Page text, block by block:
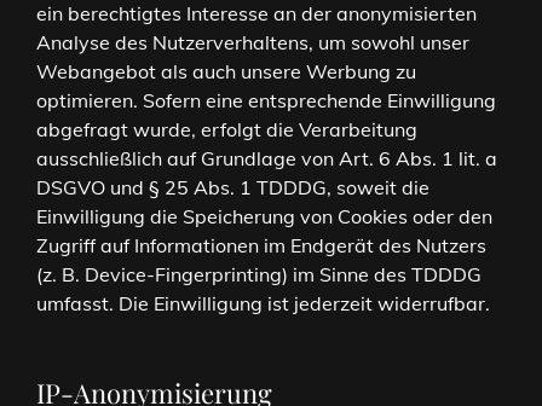
ein berechtigtes Interesse an der anonymisierten
Analyse des Nutzerverhaltens, um sowohl unser
Webangebot als auch unsere Werbung zu
optimieren. Sofern eine entsprechende Einwilligung
abgefragt wurde, erfolgt die Verarbeitung
ausschließlich auf Grundlage von Art. 6 Abs. 1 lit. a
DSGVO und § 25 Abs. 1 TDDDG, soweit die
Einwilligung die Speicherung von Cookies oder den
Zugriff auf Informationen im Endgerät des Nutzers
(z. B. Device-Fingerprinting) im Sinne des TDDDG
umfasst. Die Einwilligung ist jederzeit widerrufbar.
IP-Anonymisierung